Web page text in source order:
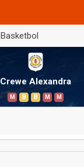
Basketbol
Crewe Alexandra
M B B M M